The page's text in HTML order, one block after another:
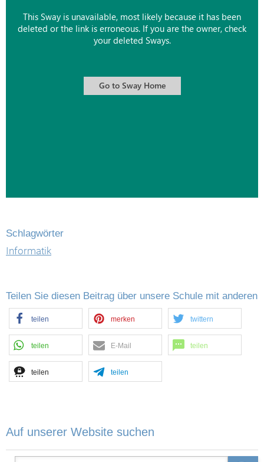
Schlagwörter
Informatik
Teilen Sie diesen Beitrag über unsere Schule mit anderen
teilen merken twittern
teilen E-Mail teilen
teilen teilen
Auf unserer Website suchen
Suche nach: